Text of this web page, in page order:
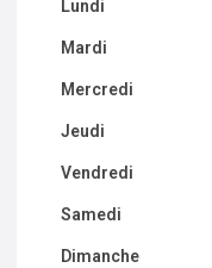
Lundi
Mardi
Mercredi
Jeudi
Vendredi
Samedi
Dimanche